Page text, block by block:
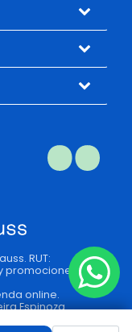
RUT:
promociones
online.
Espinoza